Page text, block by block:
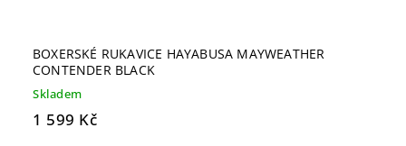
BOXERSKÉ RUKAVICE HAYABUSA MAYWEATHER
CONTENDER BLACK
Skladem
1 599 Kč